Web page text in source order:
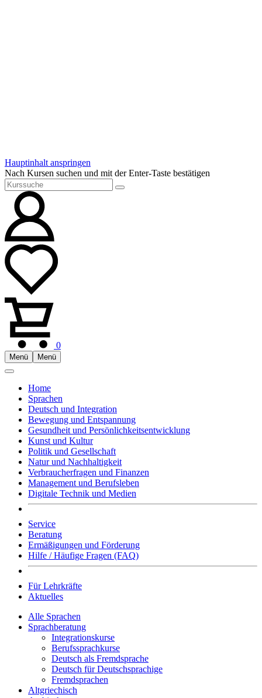
Hauptinhalt anspringen
Nach Kursen suchen und mit der Enter-Taste bestätigen
0
Menü Menü
Home
Sprachen
Deutsch und Integration
Bewegung und Entspannung
Gesundheit und Persönlichkeitsentwicklung
Kunst und Kultur
Politik und Gesellschaft
Natur und Nachhaltigkeit
Verbraucherfragen und Finanzen
Management und Berufsleben
Digitale Technik und Medien
Service
Beratung
Ermäßigungen und Förderung
Hilfe / Häufige Fragen (FAQ)
Für Lehrkräfte
Aktuelles
Alle Sprachen
Sprachberatung
Integrationskurse
Berufssprachkurse
Deutsch als Fremdsprache
Deutsch für Deutschsprachige
Fremdsprachen
Altgriechisch